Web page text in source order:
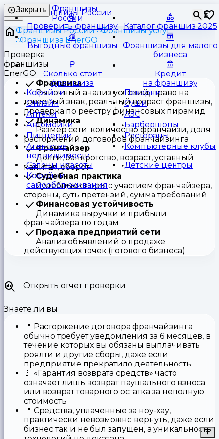
Франшизы
России
⏳
Закрыть
Проверить франшизу Каталог франшиз 2025
Выгодные франшизы
Франшизы для малого
бизнеса
Сколько стоит
франшиза
Кредит
на франшизу
Кофейни
Пекарни
Онлайн
Суши
Аптеки
АЗС
Автомойки
Барбершопы
Пиццерии
Рестораны
Агентства
недвижимости
Компьютерные клубы
Салоны красоты
Детские центры
Кофейни
самообслуживания
Франшизы России
Франшизы услуг
Франшиза EnerGO
Проверка
франшизы
EnerGO
Франшиза
Рыночный анализ условий, право на
товарный знак, реальный возраст франшизы,
проверка по реестру финансовых пирамид
Динамика
Размер сети, количество франчайзи, доля
расторжений договоров франчайзинга
Франчайзер
Долги, банкротство, возраст, уставный
капитал, оборот
Судебная практика
Судебные споры с участием франчайзера,
стороны, суть претензий, сумма требований
Финансовая устойчивость
Динамика выручки и прибыли
франчайзера по годам
Продажа предприятий сети
Анализ объявлений о продаже
действующих точек (готового бизнеса)
Открыть отчет проверки
Знаете ли вы
🚩 Расторжение договора франчайзинга
обычно требует уведомления за 6 месяцев, в
течение которых вы обязаны выплачивать
роялти и другие сборы, даже если
предприятие прекратило деятельность
🚩 «Гарантия возврата средств» часто
означает лишь возврат паушального взноса
или возврат товарного остатка за неполную
стоимость
🚩 Средства, уплаченные за ноу-хау,
практически невозможно вернуть, даже если
бизнес так и не был запущен, а уникальность